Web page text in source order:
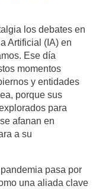
los debates en
Artificial (IA) en
Ese día
momentos
y entidades
porque sus
para
afanan en
a su
pasa por
una aliada clave